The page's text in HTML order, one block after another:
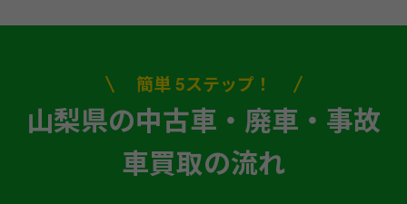
簡単 5ステップ！
山梨県の中古車・廃車・事故
車買取の流れ